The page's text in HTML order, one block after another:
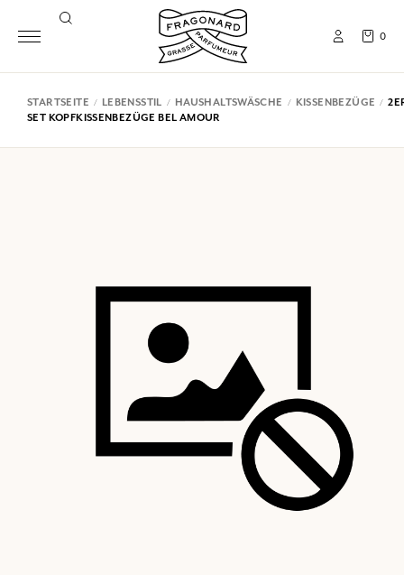
0
STARTSEITE LEBENSSTIL HAUSHALTSWÄSCHE KISSENBEZÜGE
SET KOPFKISSENBEZÜGE BEL AMOUR